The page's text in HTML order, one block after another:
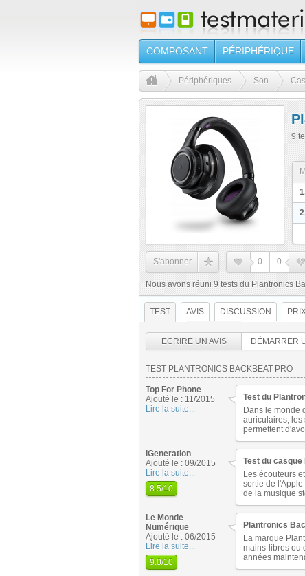
COMPOSANT PÉRIPHÉRIQUE
Périphériques Son
9
S'abonner 0 0
Nous avons réuni 9 tests du Plantronics
TEST AVIS DISCUSSION
ECRIRE UN AVIS DÉMARRER
TEST PLANTRONICS BACKBEAT PRO
Top For Phone
Ajouté le : 11/2015
Lire la suite...
Test du
Dans le monde
auriculaires, les
permettent
iGeneration
Ajouté le : 09/2015
Lire la suite...
8.5/10
Test du
Les écouteurs
sortie de
de la musique
Le Monde
Numérique
Ajouté le : 06/2015
Lire la suite...
9.0/10
Plantronics
La marque
mains-libres ou
années